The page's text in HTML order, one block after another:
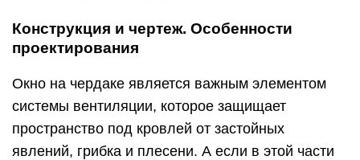
Конструкция и чертеж. Особенности
проектирования
Окно на чердаке является важным элементом
системы вентиляции, которое защищает
пространство под кровлей от застойных
явлений, грибка и плесени. А если в этой части